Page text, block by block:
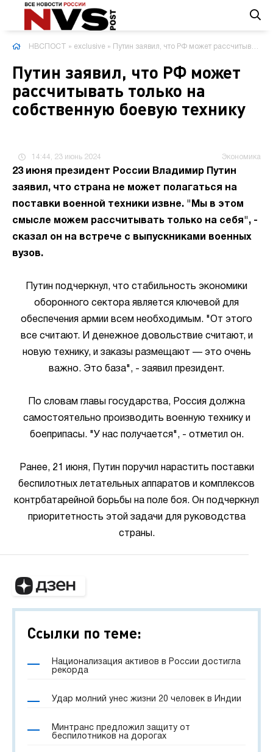
НВСПОСТ » exclusive » Путин заявил, что РФ может рассчитывать только на собственную боевую технику
Путин заявил, что РФ может
рассчитывать только на
собственную боевую технику
14:44, 23 июнь 2024 Экономика
23 июня президент России Владимир Путин
заявил, что страна не может полагаться на
поставки военной техники извне. "Мы в этом
смысле можем рассчитывать только на себя", -
сказал он на встрече с выпускниками военных
вузов.
Путин подчеркнул, что стабильность экономики
оборонного сектора является ключевой для
обеспечения армии всем необходимым. "От этого
все считают. И денежное довольствие считают, и
новую технику, и заказы размещают — это очень
важно. Это база", - заявил президент.
По словам главы государства, Россия должна
самостоятельно производить военную технику и
боеприпасы. "У нас получается", - отметил он.
Ранее, 21 июня, Путин поручил нарастить поставки
беспилотных летательных аппаратов и комплексов
контрбатарейной борьбы на поле боя. Он подчеркнул
приоритетность этой задачи для руководства
страны.
Ссылки по теме:
Национализация активов в России достигла
рекорда
Удар молний унес жизни 20 человек в Индии
Минтранс предложил защиту от
беспилотников на дорогах